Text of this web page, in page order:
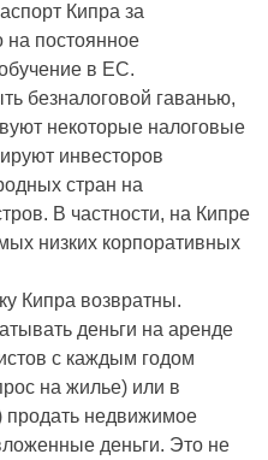
Кипра за
на постоянное
в ЕС.
безналоговой гаванью,
некоторые налоговые
инвесторов
стран на
В частности, на Кипре
низких корпоративных
Кипра возвратны.
деньги на аренде
с каждым годом
на жилье) или в
продать недвижимое
деньги. Это не